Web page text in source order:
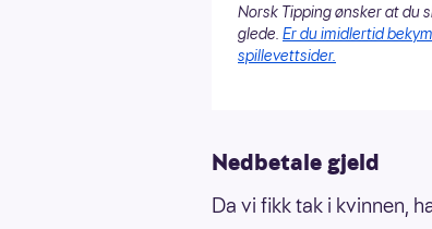
Norsk Tipping ønsker at du
glede. Er du imidlertid
spillevettsider.
Nedbetale gjeld
Da vi fikk tak i kvinnen,